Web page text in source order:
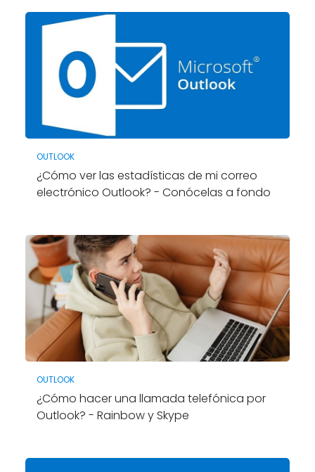
OUTLOOK
¿Cómo ver las estadísticas de mi correo
electrónico Outlook? - Conócelas a fondo
OUTLOOK
¿Cómo hacer una llamada telefónica por
Outlook? - Rainbow y Skype